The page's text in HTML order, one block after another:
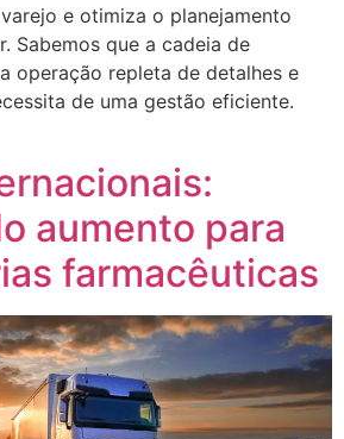
e otimiza o planejamento
Sabemos que a cadeia de
operação repleta de detalhes e
de uma gestão eficiente.
aumento para
farmacêuticas